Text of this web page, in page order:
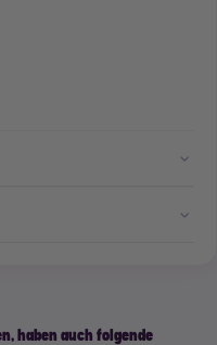
haben auch folgende